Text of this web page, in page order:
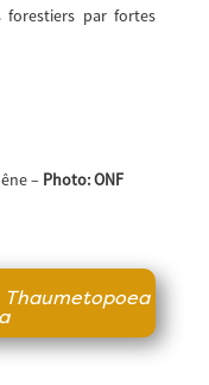
forestiers par fortes
– Photo: ONF
Thaumetopoea